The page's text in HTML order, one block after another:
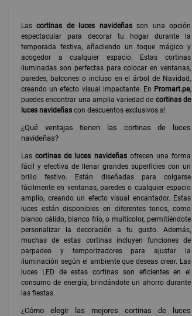
Lascortinas de luces navideñasson una opción
espectacular para decorar tu hogar durante la
temporada festiva, añadiendo un toque mágico y
acogedor a cualquier espacio. Estas cortinas
iluminadas son perfectas para colocar en ventanas,
paredes, balcones o incluso en el árbol de Navidad,
creando un efecto visual impactante. En Promart.pe,
puedes encontrar una amplia variedad de cortinas de
luces navideñas con descuentos exclusivos.s!
¿Qué ventajas tienen las cortinas de luces
navideñas?
Lascortinas de luces navideñasofrecen una forma
fácil y efectiva de llenar grandes superficies con un
brillo festivo. Están diseñadas para colgarse
fácilmente en ventanas, paredes o cualquier espacio
amplio, creando un efecto visual encantador. Estas
luces están disponibles en diferentes tonos, como
blanco cálido, blanco frío, o multicolor, permitiéndote
personalizar la decoración a tu gusto. Además,
muchas de estas cortinas incluyen funciones de
parpadeo y temporizadores para ajustar la
iluminación según el ambiente que deseas crear. Las
luces LED de estas cortinas son eficientes en el
consumo de energía, brindándote un ahorro durante
las fiestas.
¿Cómo elegir las mejores cortinas de luces